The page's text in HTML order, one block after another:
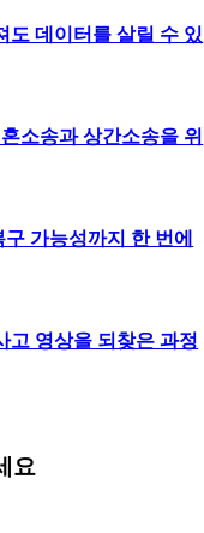
도 데이터를 살릴 수 있
소송과 상간소송을 위
가능성까지 한 번에
고 영상을 되찾은 과정
요